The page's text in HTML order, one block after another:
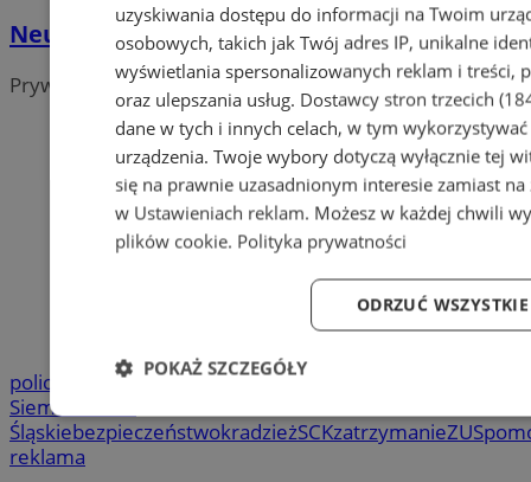
Neuro-Care Clinic
Prywatne gabinety i kliniki
policja Urząd MiastaSiemianowice Śląskie
Siemianowice
ŚląskiebezpieczeństwokradzieżSCKzatrzymanieZUS
reklama
uzyskiwania dostępu do informacji na Twoim
osobowych, takich jak Twój adres IP, unikalne
wyświetlania spersonalizowanych reklam i treści,
oraz ulepszania usług. Dostawcy stron trzecich
dane w tych i innych celach, w tym
urządzenia. Twoje wybory dotyczą wyłącznie tej
się na prawnie uzasadnionym interesie zamiast
w Ustawieniach reklam. Możesz w każdej chwili
plików cookie. Polityka prywatności
ODRZUĆ WSZYSTKIE
POKAŻ SZCZEGÓŁY
Niezbędne Wydajność Targetowanie